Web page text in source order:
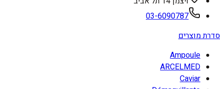
03-6090787
סדרת מוצרים
Ampoule
ARCELMED
Caviar